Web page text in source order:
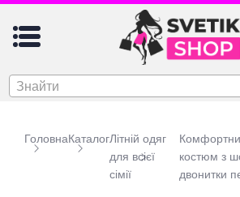
Знайти
ГоловнаКаталогЛітній одяг
для всієї
сімії
костюм з
двонитки